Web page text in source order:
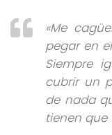
«Me
pegar en
Siempre
cubrir un
de nada
tienen que